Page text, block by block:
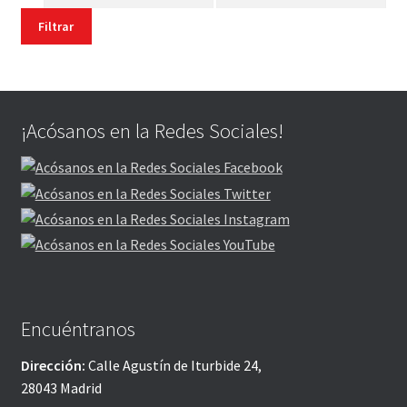
Filtrar
¡Acósanos en la Redes Sociales!
Encuéntranos
Dirección: Calle Agustín de Iturbide 24,
28043 Madrid